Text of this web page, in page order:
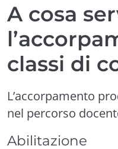
A cosa
classi di
L’accorpamento
nel percorso
Abilitazione